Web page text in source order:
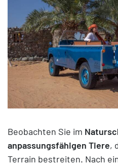
Beobachten Sie im
anpassungsfähigen Tiere,
Terrain bestreiten. Nach